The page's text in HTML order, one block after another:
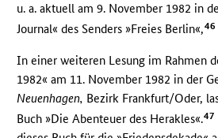
u. a. aktuell am 9. November 1982 in
Journal« des Senders »Freies Berlin«,46
In einer weiteren Lesung im Rahmen
1982« am 11. November 1982 in der
Neuenhagen, Bezirk Frankfurt/Oder,
Buch »Die Abenteuer des Herakles«.47